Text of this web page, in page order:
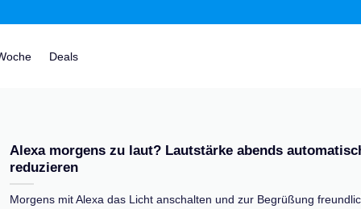
Deals
Alexa morgens zu laut? Lautstärke abends
reduzieren
Morgens mit Alexa das Licht anschalten und zur Begrüßung